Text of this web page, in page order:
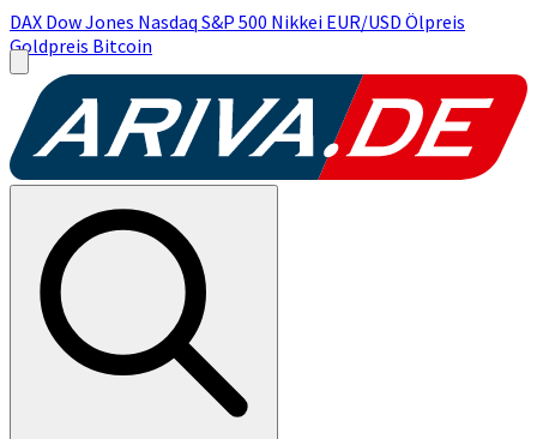
DAX Dow Jones Nasdaq S&P 500 Nikkei EUR/USD Ölpreis
Goldpreis Bitcoin